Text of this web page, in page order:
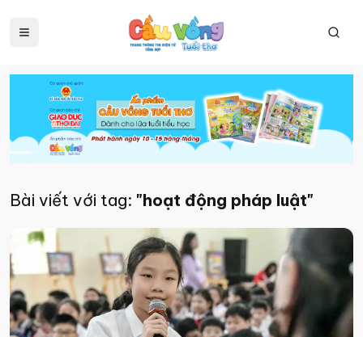
Bài viết với tag: "hoạt động pháp luật"